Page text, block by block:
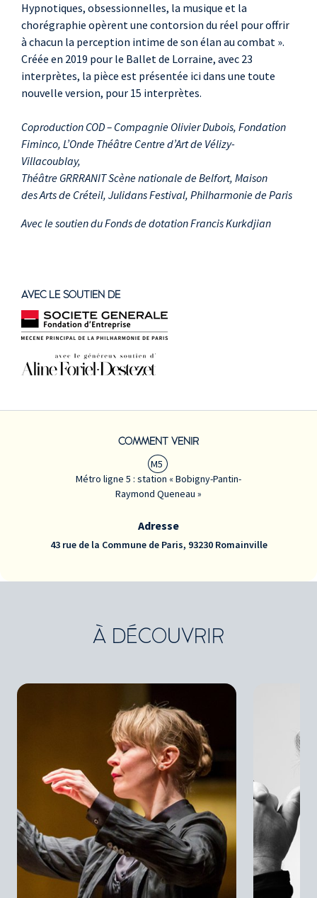
Yann Louvrier Saint-
Mary, danse
Nicola Manzoni,
danse
Rémi Richaud
Hypnotiques, obsessionnelles, la musique et la
chorégraphie opèrent une contorsion du réel pour offrir
à chacun la perception intime de son élan au combat ».
Créée en 2019 pour le Ballet de Lorraine, avec 23
interprètes, la pièce est présentée ici dans une toute
nouvelle version, pour 15 interprètes.
Coproduction COD – Compagnie Olivier Dubois, Fondation
Fiminco, L’Onde Théâtre Centre d’Art de Vélizy-
Villacoublay,
Théâtre GRRRANIT Scène nationale de Belfort, Maison
des Arts de Créteil, Julidans Festival, Philharmonie de Paris
Avec le soutien du Fonds de dotation Francis Kurkdjian
AVEC LE SOUTIEN DE
COMMENT VENIR
M5
Métro ligne 5 : station « Bobigny-Pantin-
Raymond Queneau »
Adresse
43 rue de la Commune de Paris, 93230 Romainville
À DÉCOUVRIR